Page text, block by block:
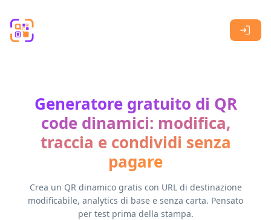
Generatore gratuito di QR
code dinamici: modifica,
traccia e condividi senza
pagare
Crea un QR dinamico gratis con URL di destinazione
modificabile, analytics di base e senza carta. Pensato
per test prima della stampa.